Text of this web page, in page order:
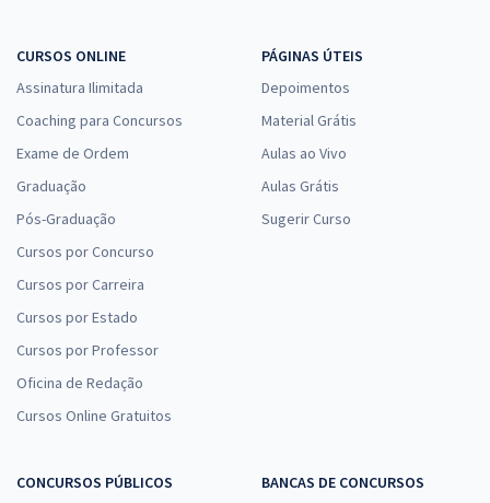
CURSOS ONLINE
Assinatura Ilimitada
Coaching para Concursos
Exame de Ordem
Graduação
Pós-Graduação
Cursos por Concurso
Cursos por Carreira
Cursos por Estado
Cursos por Professor
Oficina de Redação
Cursos Online Gratuitos
PÁGINAS ÚTEIS
Depoimentos
Material Grátis
Aulas ao Vivo
Aulas Grátis
Sugerir Curso
CONCURSOS PÚBLICOS
BANCAS DE CONCURSOS